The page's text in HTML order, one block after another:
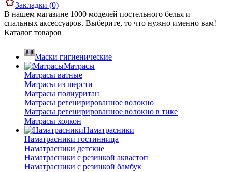
Закладки (0)
В нашем магазине 1000 моделей постельного белья и
спальных аксессуаров. Выберите, то что нужно именно вам!
Каталог товаров
Маски гигиенические
Матрасы
Матрасы ватные
Матрасы из шерсти
Матрасы полиуритан
Матрасы регенирированное волокно
Матрасы регенирированное волокно в тике
Матрасы холкон
Наматрасники
Наматрасники гостинница
Наматрасники детские
Наматрасники с резинкой аквастоп
Наматрасники с резинкой бамбук